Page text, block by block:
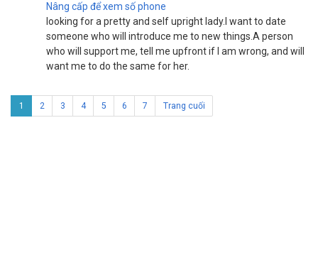
Nâng cấp để xem số phone
looking for a pretty and self upright lady.I want to date
someone who will introduce me to new things.A person
who will support me, tell me upfront if I am wrong, and will
want me to do the same for her.
1 2 3 4 5 6 7 Trang cuối